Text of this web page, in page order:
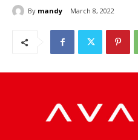
By mandy March 8, 2022